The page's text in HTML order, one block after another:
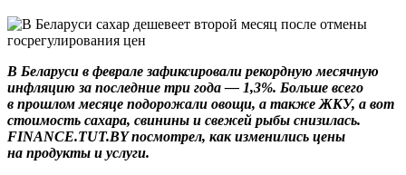
В Беларуси в феврале зафиксировали рекордную месячную
инфляцию за последние три года — 1,3%. Больше всего
в прошлом месяце подорожали овощи, а также ЖКУ, а вот
стоимость сахара, свинины и свежей рыбы снизилась.
FINANCE.TUT.BY посмотрел, как изменились цены
на продукты и услуги.